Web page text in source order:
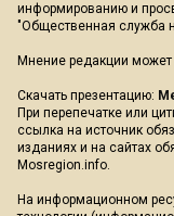
информированию и
"Общественная служба
Мнение редакции
Скачать презентацию:
При перепечатке или
ссылка на источник
изданиях и на сайтах
Mosregion.info.
На информационном